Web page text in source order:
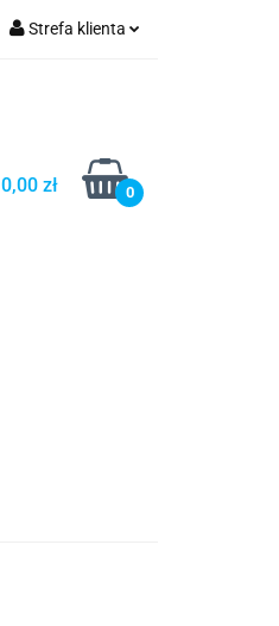
Strefa klienta
Dodaj zgłoszenie
0,00 zł 0